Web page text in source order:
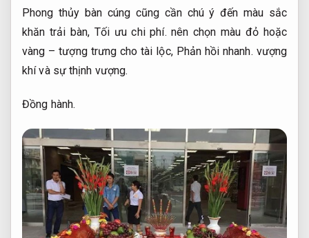
Phong thủy bàn cúng cũng cần chú ý đến màu sắc
khăn trải bàn, Tối ưu chi phí. nên chọn màu đỏ hoặc
vàng – tượng trưng cho tài lộc, Phản hồi nhanh. vượng
khí và sự thịnh vượng.
Đồng hành.